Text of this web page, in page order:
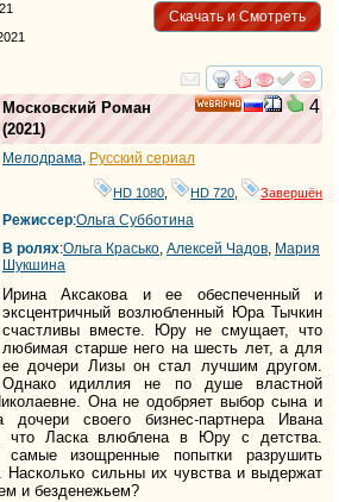
Скачать и Смотреть
смотреть
4
Московский Роман
(2021)
Мелодрама, Русский сериал
HD 1080 HD 720 Завершён
Режиссер:Ольга Субботина
В ролях:Ольга Красько, Алексей Чадов, Мария
Шукшина
Ирина Аксакова и ее обеспеченный и
эксцентричный возлюбленный Юра Тычкин
счастливы вместе. Юру не смущает, что
любимая старше него на шесть лет, а для
ее дочери Лизы он стал лучшим другом.
Однако идиллия не по душе властной
Она не одобряет выбор сына и
своего бизнес-партнера Ивана
что Ласка влюблена в Юру с детства.
самые изощренные попытки разрушить
сильны их чувства и выдержат
и безденежьем?